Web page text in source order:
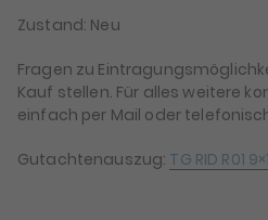
Zustand: Neu
Fragen zu
Kauf stellen. Für alles weitere
einfach per Mail oder
Gutachtenauszug: TG RID R01